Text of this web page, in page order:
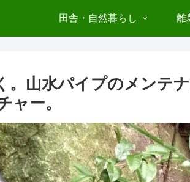
田舎・自然暮らし 離
。山水パイプのメンテ
ャー。